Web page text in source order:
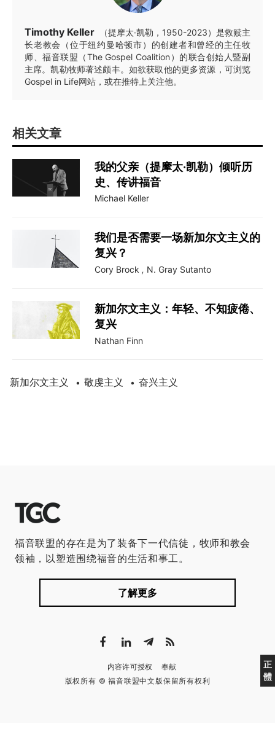
Timothy Keller
（提摩太·凯勒，1950-2023）是救赎主
长老教会（位于纽约曼哈顿市）的创建者和曾经的主任牧
师、福音联盟（The Gospel Coalition）的联合创始人暨副
主席。凯勒牧师著述颇丰。如欲获取他的更多资源，可浏览
Gospel in Life网站，或在推特上关注他。
相关文章
我的父亲（提摩太·凯勒）倾听历
史、传讲福音
Michael Keller
我们是否需要一场新加尔文主义的
复兴？
Cory Brock , N. Gray Sutanto
新加尔文主义：年轻、不知疲倦、
复兴
Nathan Finn
新加尔文主义 • 敬虔主义 • 奋兴主义
正
體
福音联盟的存在是为了装备下一代信徒，牧师和教会
领袖，以塑造围绕福音的生活和事工。
了解更多
内容许可授权
奉献
版权所有 © 福音联盟中文版保留所有权利